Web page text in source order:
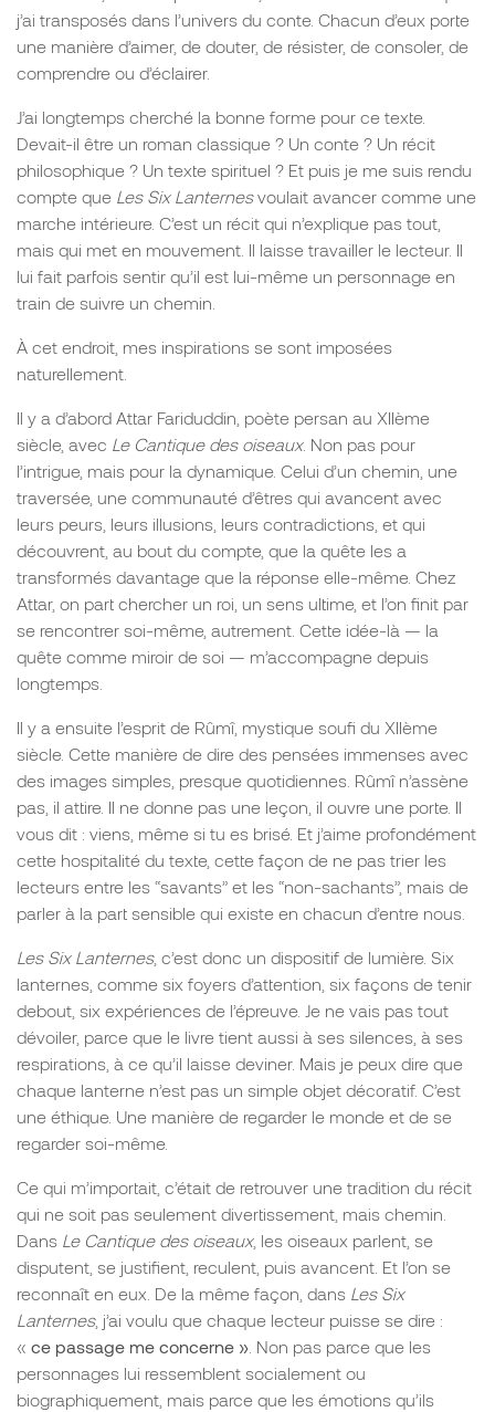
j’ai transposés dans l’univers du conte. Chacun d’eux porte
une manière d’aimer, de douter, de résister, de consoler, de
comprendre ou d’éclairer.
J’ai longtemps cherché la bonne forme pour ce texte.
Devait-il être un roman classique ? Un conte ? Un récit
philosophique ? Un texte spirituel ? Et puis je me suis rendu
compte que Les Six Lanternesvoulait avancer comme une
marche intérieure. C’est un récit qui n’explique pas tout,
mais qui met en mouvement. Il laisse travailler le lecteur. Il
lui fait parfois sentir qu’il est lui-même un personnage en
train de suivre un chemin.
À cet endroit, mes inspirations se sont imposées
naturellement.
Il y a d’abord Attar Fariduddin, poète persan au XIIème
siècle, avec Le Cantique des oiseaux. Non pas pour
l’intrigue, mais pour la dynamique. Celui d’un chemin, une
traversée, une communauté d’êtres qui avancent avec
leurs peurs, leurs illusions, leurs contradictions, et qui
découvrent, au bout du compte, que la quête les a
transformés davantage que la réponse elle-même. Chez
Attar, on part chercher un roi, un sens ultime, et l’on finit par
se rencontrer soi-même, autrement. Cette idée-là — la
quête comme miroir de soi — m’accompagne depuis
longtemps.
Il y a ensuite l’esprit de Rûmî, mystique soufi du XIIème
siècle. Cette manière de dire des pensées immenses avec
des images simples, presque quotidiennes. Rûmî n’assène
pas, il attire. Il ne donne pas une leçon, il ouvre une porte. Il
vous dit : viens, même si tu es brisé. Et j’aime profondément
cette hospitalité du texte, cette façon de ne pas trier les
lecteurs entre les “savants” et les “non-sachants”, mais de
parler à la part sensible qui existe en chacun d’entre nous.
Les Six Lanternes, c’est donc un dispositif de lumière. Six
lanternes, comme six foyers d’attention, six façons de tenir
debout, six expériences de l’épreuve. Je ne vais pas tout
dévoiler, parce que le livre tient aussi à ses silences, à ses
respirations, à ce qu’il laisse deviner. Mais je peux dire que
chaque lanterne n’est pas un simple objet décoratif. C’est
une éthique. Une manière de regarder le monde et de se
regarder soi-même.
Ce qui m’importait, c’était de retrouver une tradition du récit
qui ne soit pas seulement divertissement, mais chemin.
Dans Le Cantique des oiseaux, les oiseaux parlent, se
disputent, se justifient, reculent, puis avancent. Et l’on se
reconnaît en eux. De la même façon, dans Les Six
Lanternes, j’ai voulu que chaque lecteur puisse se dire :
« ce passage me concerne » . Non pas parce que les
personnages lui ressemblent socialement ou
biographiquement, mais parce que les émotions qu’ils